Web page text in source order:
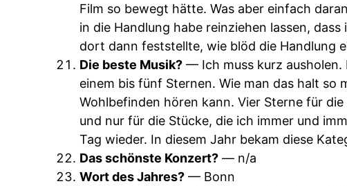
Film so bewegt hätte. Was aber einfach
in die Handlung habe reinziehen lassen,
dort dann feststellte, wie blöd die Handlung
Die beste Musik? — Ich muss kurz ausholen.
einem bis fünf Sternen. Wie man das halt so
Wohlbefinden hören kann. Vier Sterne für
und nur für die Stücke, die ich immer und
Tag wieder. In diesem Jahr bekam diese
Das schönste Konzert? — n/a
Wort des Jahres? — Bonn